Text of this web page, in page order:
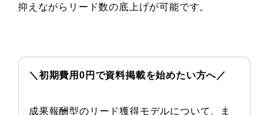
抑えながらリード数の底上げが可能です。
＼初期費用0円で資料掲載を始めたい方へ／
成果報酬型のリード獲得モデルについて、ま